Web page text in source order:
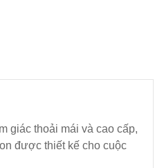
giác thoải mái và cao cấp,
được thiết kế cho cuộc